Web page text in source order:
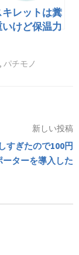
キレットは糞
いけど保温力
, パチモノ
新しい投稿
すぎたので100円
ターを導入した